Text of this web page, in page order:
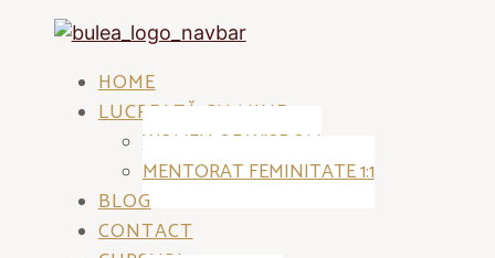
HOME
LUCREAZĂ CU MINE
WOMEN OF WISDOM
MENTORAT FEMINITATE 1:1
BLOG
CONTACT